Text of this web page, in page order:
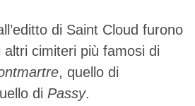
di Saint Cloud furono
altri cimiteri più famosi di
, quello di
di Passy.